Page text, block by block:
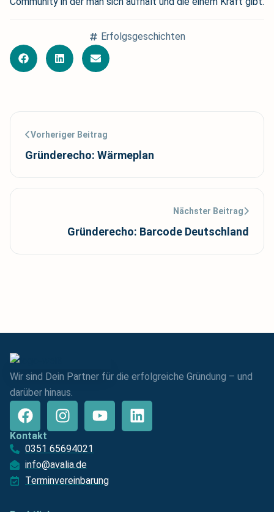
Erfolgsgeschichten
Vorheriger Beitrag
Gründerecho: Wärmeplan
Nächster Beitrag
Gründerecho: Barcode Deutschland
Wir sind Dein Partner für die erfolgreiche Gründung – und
darüber hinaus.
Kontakt
0351 65694021
info@avalia.de
Terminvereinbarung